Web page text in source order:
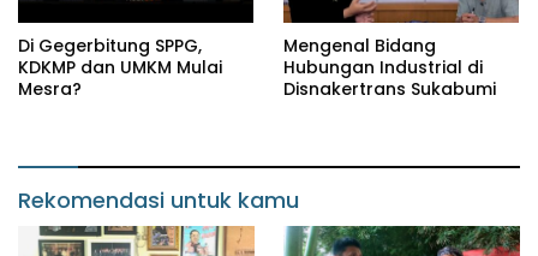
Di Gegerbitung SPPG,
KDKMP dan UMKM Mulai
Mesra?
Mengenal Bidang
Hubungan Industrial di
Disnakertrans Sukabumi
Rekomendasi untuk kamu